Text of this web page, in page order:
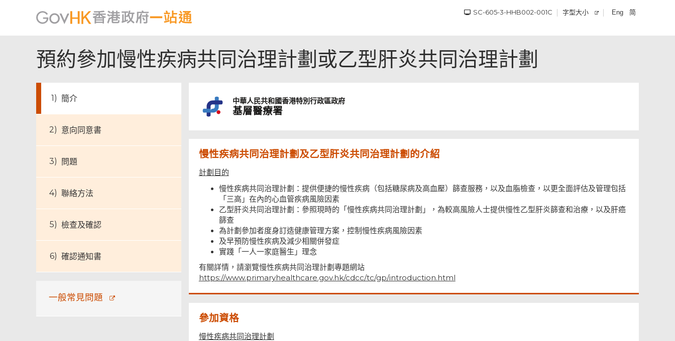
SC-605-3-HHB002-001C 字型大小 Eng 简
預約參加慢性疾病共同治理計劃或乙型肝炎共同治理計劃
簡介
意向同意書
問題
聯絡方法
檢查及確認
確認通知書
一般常見問題
中華人民共和國香港特別行政區政府
基層醫療署
慢性疾病共同治理計劃及乙型肝炎共同治理計劃的介紹
計劃目的
慢性疾病共同治理計劃：提供便捷的慢性疾病（包括糖尿病及高血壓）篩查服務，以及血脂檢查，以更全面評估及管理包括
「三高」在內的心血管疾病風險因素
乙型肝炎共同治理計劃：參照現時的「慢性疾病共同治理計劃」，為較高風險人士提供慢性乙型肝炎篩查和治療，以及肝癌
篩查
為計劃參加者度身訂造健康管理方案，控制慢性疾病風險因素
及早預防慢性疾病及減少相關併發症
實踐「一人一家庭醫生」理念
有關詳情，請瀏覽慢性疾病共同治理計劃專題網站
https://www.primaryhealthcare.gov.hk/cdcc/tc/gp/introduction.html
參加資格
慢性疾病共同治理計劃